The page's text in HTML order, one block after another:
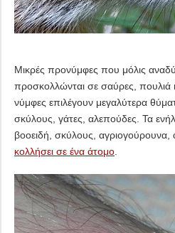
Μικρές προνύμφες που μόλις
προσκολλώνται σε σαύρες, πουλιά
νύμφες επιλέγουν μεγαλύτερα
σκύλους, γάτες, αλεπούδες. Τα
βοοειδή, σκύλους, αγριογούρουνα,
κολλήσει σε ένα άτομο.